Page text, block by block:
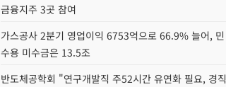
금융지주 3곳 참여
가스공사 2분기 영업이익 6753억으로 66.9% 늘어, 민
수용 미수금은 13.5조
반도체공학회 "연구개발직 주52시간 유연화 필요, 경직